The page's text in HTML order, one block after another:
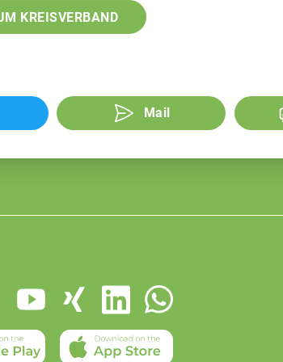
KREISVERBAND
Mail